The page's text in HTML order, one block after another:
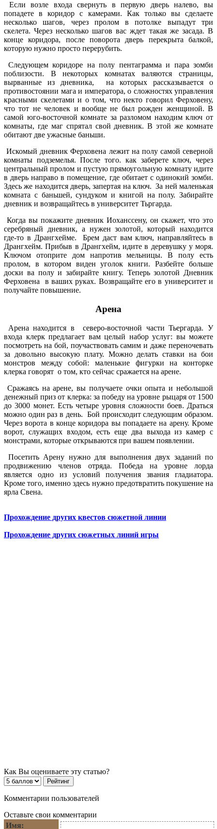
Если возле входа свернуть в первую дверь налево, вы
попадете в коридор с камерами. Как только вы сделаете
несколько шагов, через пролом в потолке выпадут три
скелета. Через несколько шагов вас ждет такая же засада. В
конце коридора, после поворота дверь перекрыта балкой,
которую нужно просто перерубить.
Следующем коридоре на полу пентаграмма и пара зомби
поблизости. В некоторых комнатах валяются страницы,
вырванные из дневника, на которых рассказывается о
противостоянии мага и императора, о сложностях управления
красными скелетами и о том, что некто говорил Ферховену,
что тот не человек и вообще не был рожден женщиной. В
самой юго-восточной комнате за разломом находим ключ от
комнаты, где маг спрятал свой дневник. В этой же комнате
обитают две ужасные баньши.
Искомый дневник Ферховена лежит на полу самой северной
комнаты подземелья. После того. как заберете ключ, через
центральный пролом и пустую прямоугольную комнату идите
в дверь направо в помещение, где обитает с одинокий зомби.
Здесь же находится дверь, запертая на ключ. За ней маленькая
комната с баньшей, сундуком и книгой на полу. Забирайте
дневник и возвращайтесь в университет Тьргарда.
Когда вы покажите дневник Иоханссену, он скажет, что это
серебряный дневник, а нужен золотой, который находится
где-то в Дрангхейме. Брем даст вам ключ, направляйтесь в
Дрангхейм. Прибыв в Дрангхейм, идите в деревушку у моря.
Ключом отоприте дом напротив мельницы. В полу есть
пролом, в котором виден уголок книги. Разбейте больше
доски ва полу и забирайте книгу. Теперь золотой Дневник
Ферховена в ваших руках. Возвращайте его в университет и
получайте повышение.
Арена
Арена находится в северо-восточной части Тьергарда. У
входа клерк предлагает вам целый набор услуг: вы можете
посмотреть на бой, поучаствовать самим и даже переночевать
за довольно высокую плату. Можно делать ставки на бои
монстров между собой: маленькие фигурки на конторке
клерка говорят о том, кто сейчас сражается на арене.
Сражаясь на арене, вы получаете очки опыта и небольшой
денежный приз от клерка: за победу на уровне рыцаря от 1500
до 3000 монет. Есть четыре уровня сложности боев. Драться
можно один раз в день. Бой происходит следующим образом.
Через ворота в конце коридора вы попадаете на арену. Кроме
ворот, служащих входом, есть еще два выхода из камер с
монстрами, которые открываются при вашем появлении.
Посетить Арену нужно для выполнения двух заданий по
продвижению членов отряда. Победа на уровне лорда
является одно из условий получения звания гладиатора.
Кроме того, именно здесь нужно предотвратить покушение на
ярла Свена.
Прохождение других квестов сюжетной линии
Прохождение других сюжетных линий игры
Как Вы оцениваете эту статью?
Комментарии пользователей
Оставьте свои комментарии
Имя: